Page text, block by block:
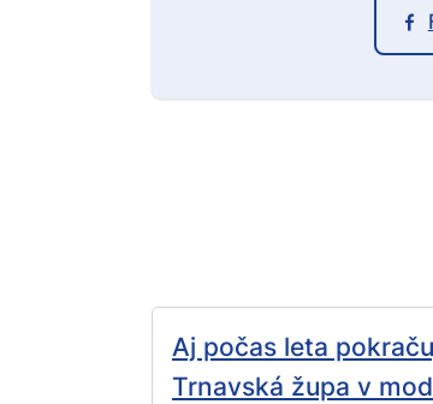
Aj počas leta
Trnavská župa v